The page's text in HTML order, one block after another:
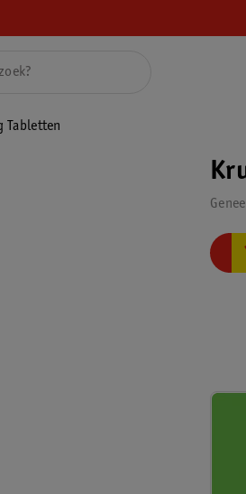
Tabletten